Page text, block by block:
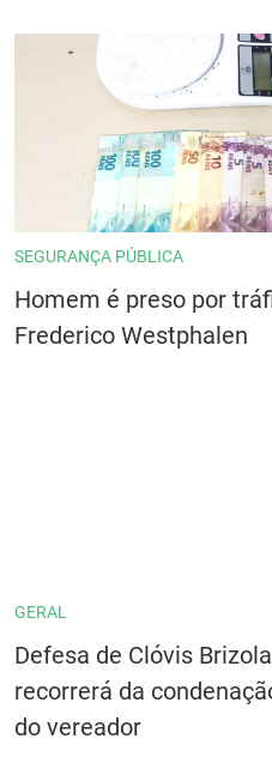
SEGURANÇA PÚBLICA
Homem é preso por
Frederico Westphalen
GERAL
Defesa de Clóvis
recorrerá da
do vereador